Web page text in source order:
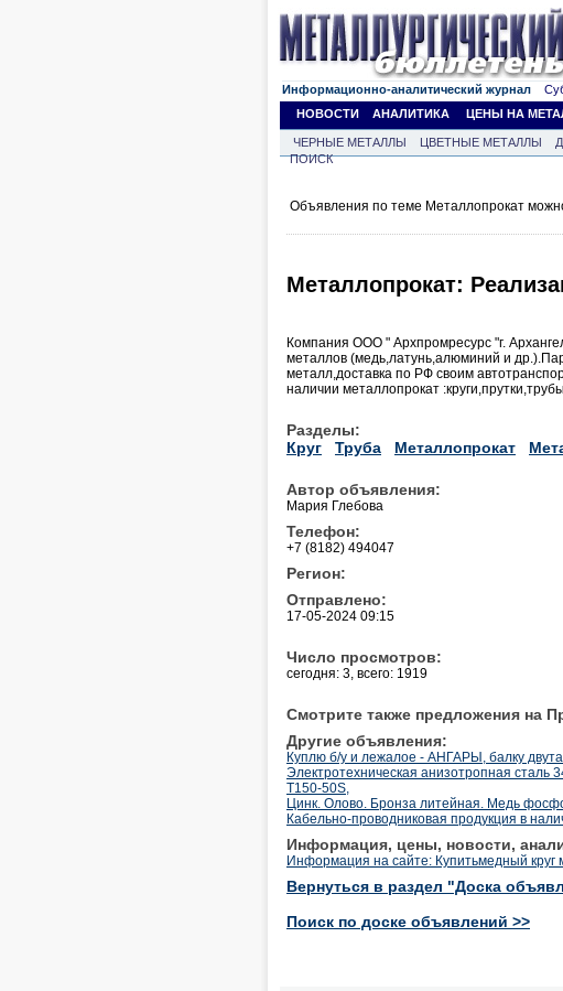
Информационно-аналитический журнал
НОВОСТИ
АНАЛИТИКА ЦЕНЫ НА
ЧЕРНЫЕ МЕТАЛЛЫ ЦВЕТНЫЕ МЕТАЛЛЫ
ПОИСК
Объявления по теме Металлопрокат
Металлопрокат:
Компания ООО " Архпромресурс "г.
металлов (медь,латунь,алюминий и
металл,доставка по РФ своим
наличии металлопрокат
Разделы:
Круг
Труба Металлопрокат
Автор объявления:
Мария Глебова
Телефон:
+7 (8182) 494047
Регион:
Отправлено:
17-05-2024 09:15
Число просмотров:
сегодня: 3, всего: 1919
Смотрите также предложения на
Другие объявления:
Куплю б/у и лежалое - АНГАРЫ, балку
Электротехническая анизотропная сталь
T150-50S,
Цинк. Олово. Бронза литейная. Медь
Кабельно-проводниковая продукция в
Информация, цены, новости,
Информация на сайте: Купитьмедный круг
Вернуться в раздел "Доска
Поиск по доске объявлений >>